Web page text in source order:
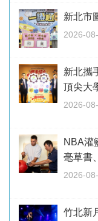
新北市
2026-
新北攜
頂尖大
2026-
NBA灌
毫草書
2026-
竹北新